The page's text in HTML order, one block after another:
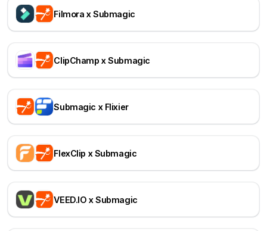
Filmora x Submagic
ClipChamp x Submagic
Submagic x Flixier
FlexClip x Submagic
VEED.IO x Submagic